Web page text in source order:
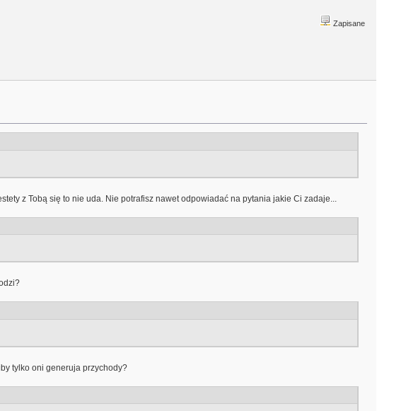
Zapisane
z Tobą się to nie uda. Nie potrafisz nawet odpowiadać na pytania jakie Ci zadaje...
tylko oni generuja przychody?